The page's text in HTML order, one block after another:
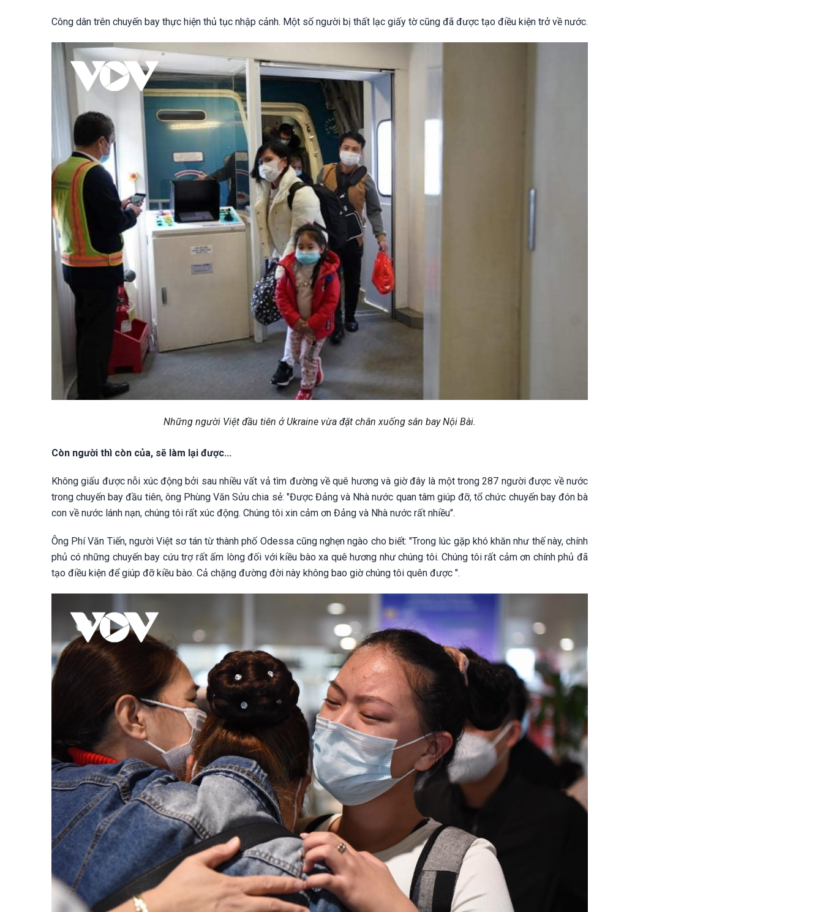
Công dân trên chuyến bay thực hiện thủ tục nhập cảnh. Một số người bị thất lạc giấy tờ cũng đã được tạo điều kiện trở về nước.
Những người Việt đầu tiên ở Ukraine vừa đặt chân xuống sân bay Nội Bài.
Còn người thì còn của, sẽ làm lại được...
Không giấu được nỗi xúc động bởi sau nhiều vất vả tìm đường về quê hương và giờ đây là một trong 287 người được về nước
trong chuyến bay đầu tiên, ông Phùng Văn Sửu chia sẻ: "Được Đảng và Nhà nước quan tâm giúp đỡ, tổ chức chuyến bay đón bà
con về nước lánh nạn, chúng tôi rất xúc động. Chúng tôi xin cảm ơn Đảng và Nhà nước rất nhiều".
Ông Phí Văn Tiến, người Việt sơ tán từ thành phố Odessa cũng nghẹn ngào cho biết: "Trong lúc gặp khó khăn như thế này, chính
phủ có những chuyến bay cứu trợ rất ấm lòng đối với kiều bào xa quê hương như chúng tôi. Chúng tôi rất cảm ơn chính phủ đã
tạo điều kiện để giúp đỡ kiều bào. Cả chặng đường đời này không bao giờ chúng tôi quên được ".